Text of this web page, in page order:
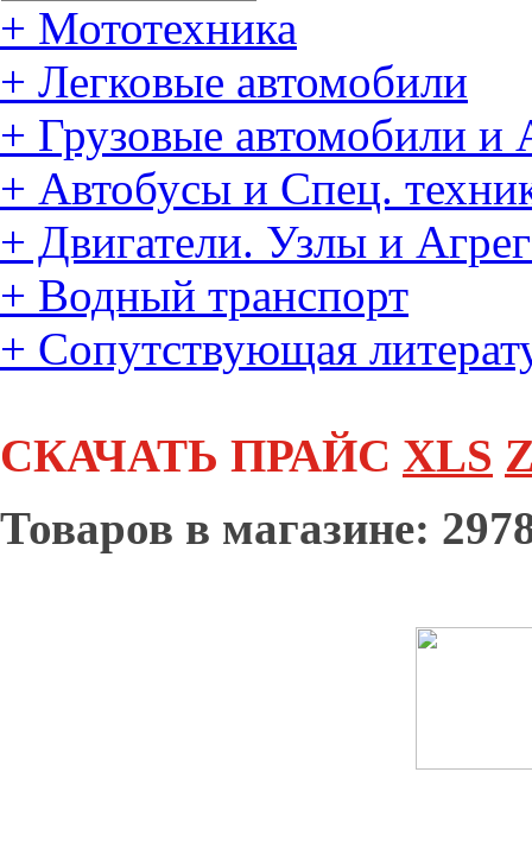
+ Мототехника
+ Легковые автомобили
+ Грузовые автомобили и
+ Автобусы и Спец.
+ Двигатели. Узлы и
+ Водный транспорт
+ Сопутствующая
СКАЧАТЬ ПРАЙС XLS
Товаров в магазине: